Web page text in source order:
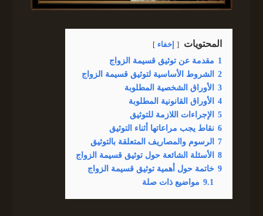
المحتويات إخفاء
1 مقدمة عن توثيق قسيمة الزواج
2
الشروط الأساسية لتوثيق قسيمة الزواج
3
الأوراق الشخصية المطلوبة
4
الأوراق القانونية المطلوبة
5
الإجراءات اللازمة للتوثيق
6 نقاط يجب مراعاتها أثناء التوثيق
7
الرسوم والمصاريف المتعلقة بالتوثيق
8
الأسئلة الشائعة حول توثيق قسيمة الزواج
9 خاتمة حول أهمية توثيق قسيمة الزواج
9.1 مواضيع ذات صلة